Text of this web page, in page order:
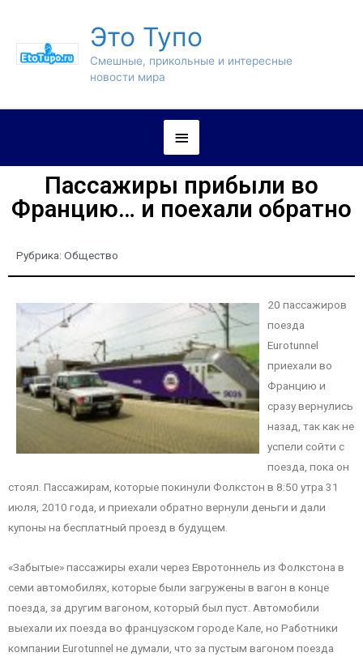
Это Тупо
Смешные, прикольные и интересные
новости мира
Пассажиры прибыли во
Францию… и поехали обратно
Рубрика: Общество
20 пассажиров
поезда
Eurotunnel
приехали во
Францию и
сразу вернулись
назад, так как не
успели сойти с
поезда, пока он
стоял. Пассажирам, которые покинули Фолкстон в 8:50 утра 31
июля, 2010 года, и приехали обратно вернули деньги и дали
купоны на бесплатный проезд в будущем.
«Забытые» пассажиры ехали через Евротоннель из Фолкстона в
семи автомобилях, которые были загружены в вагон в конце
поезда, за другим вагоном, который был пуст. Автомобили
выехали их поезда во французском городе Кале, но Работники
компании Eurotunnel не думали, что за пустым вагоном поезда